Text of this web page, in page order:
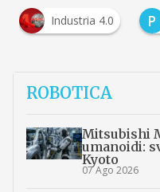
4.0 P Politica
ROBOTICA
Mitsubishi
umanoidi:
Kyoto
07 Ago 2026